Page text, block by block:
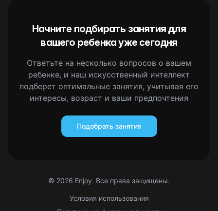
Начните подбирать занятия для
вашего ребенка уже сегодня
Ответьте на несколько вопросов о вашем
ребенке, и наш искусственный интеллект
подберет оптимальные занятия, учитывая его
интересы, возраст и ваши предпочтения
Подобрать занятия
© 2026 Enjoy. Все права защищены.
Условия использования